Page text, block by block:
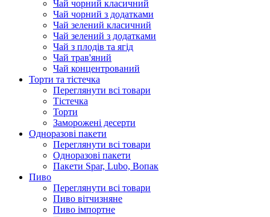
Чай чорний класичний
Чай чорний з додатками
Чай зелений класичний
Чай зелений з додатками
Чай з плодів та ягід
Чай трав'яний
Чай концентрований
Торти та тістечка
Переглянути всі товари
Тістечка
Торти
Заморожені десерти
Одноразові пакети
Переглянути всі товари
Одноразові пакети
Пакети Spar, Lubo, Вопак
Пиво
Переглянути всі товари
Пиво вітчизняне
Пиво імпортне